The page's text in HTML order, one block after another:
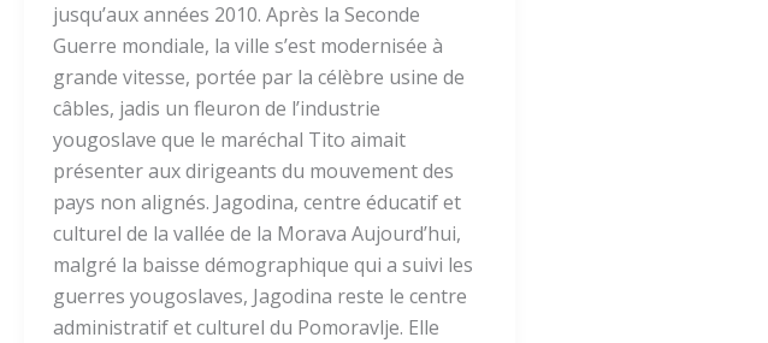
jusqu’aux années 2010. Après la Seconde
Guerre mondiale, la ville s’est modernisée à
grande vitesse, portée par la célèbre usine de
câbles, jadis un fleuron de l’industrie
yougoslave que le maréchal Tito aimait
présenter aux dirigeants du mouvement des
pays non alignés. Jagodina, centre éducatif et
culturel de la vallée de la Morava Aujourd’hui,
malgré la baisse démographique qui a suivi les
guerres yougoslaves, Jagodina reste le centre
administratif et culturel du Pomoravlje. Elle